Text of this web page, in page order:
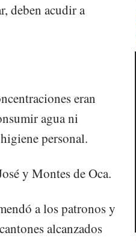
deben acudir a
eran
agua ni
personal.
y Montes de Oca.
a los patronos y
alcanzados